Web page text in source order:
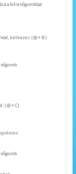
a billenőgombbal
kétkezes ( @ + B )
( @ + C)